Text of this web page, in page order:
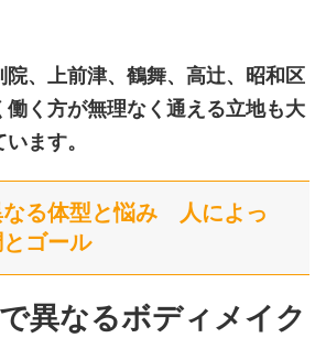
院、上前津、鶴舞、高辻、昭和区
働く方が無理なく通える立地も大
ます。
なる体型と悩み 人によっ
ゴール
異なるボディメイク